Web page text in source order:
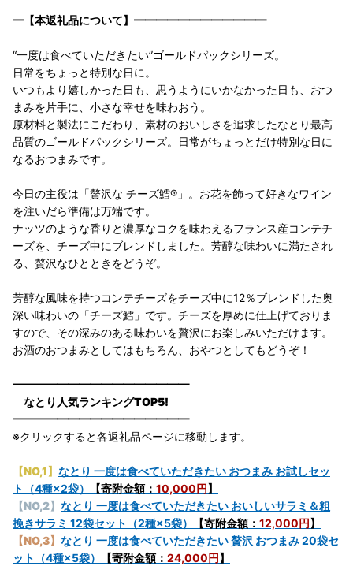
━【本返礼品について】━━━━━━━━━━━━
“一度は食べていただきたい”ゴールドパックシリーズ。
日常をちょっと特別な日に。
いつもより嬉しかった日も、思うようにいかなかった日も、おつ
まみを片手に、小さな幸せを味わおう。
原材料と製法にこだわり、素材のおいしさを追求したなとり最高
品質のゴールドパックシリーズ。日常がちょっとだけ特別な日に
なるおつまみです。
今日の主役は「贅沢な チーズ鱈®」。お花を飾って好きなワイン
を注いだら準備は万端です。
ナッツのような香りと濃厚なコクを味わえるフランス産コンテチ
ーズを、チーズ中にブレンドしました。芳醇な味わいに満たされ
る、贅沢なひとときをどうぞ。
芳醇な風味を持つコンテチーズをチーズ中に12％ブレンドした奥
深い味わいの「チーズ鱈」です。チーズを厚めに仕上げておりま
すので、その深みのある味わいを贅沢にお楽しみいただけます。
お酒のおつまみとしてはもちろん、おやつとしてもどうぞ！
━━━━━━━━━━━━━━━━
なとり人気ランキングTOP5!
━━━━━━━━━━━━━━━━
※クリックすると各返礼品ページに移動します。
【NO,1】 なとり 一度は食べていただきたい おつまみ お試しセッ
ト（4種×2袋）
【寄附金額： 10,000円】
【NO,2】 なとり 一度は食べていただきたい おいしいサラミ＆粗
挽きサラミ 12袋セット（2種×5袋）
【寄附金額： 12,000円】
【NO,3】 なとり 一度は食べていただきたい 贅沢 おつまみ 20袋セ
ット（4種×5袋）
【寄附金額： 24,000円】